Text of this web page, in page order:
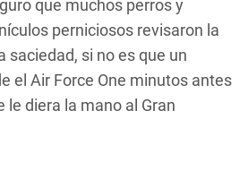
que muchos perros y
perniciosos revisaron la
saciedad, si no es que un
el Air Force One minutos antes
le diera la mano al Gran